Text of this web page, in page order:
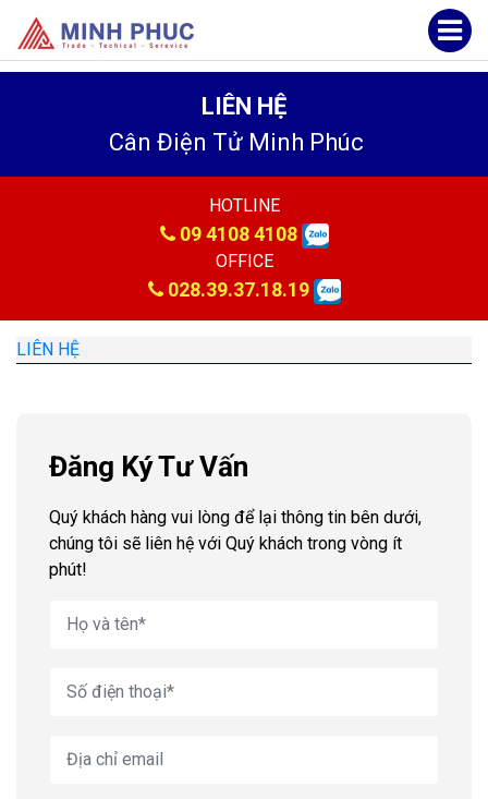
LIÊN HỆ
Cân Điện Tử Minh Phúc
HOTLINE
09 4108 4108
OFFICE
028.39.37.18.19
LIÊN HỆ
Đăng Ký Tư Vấn
Quý khách hàng vui lòng để lại thông tin bên dưới,
chúng tôi sẽ liên hệ với Quý khách trong vòng ít
phút!